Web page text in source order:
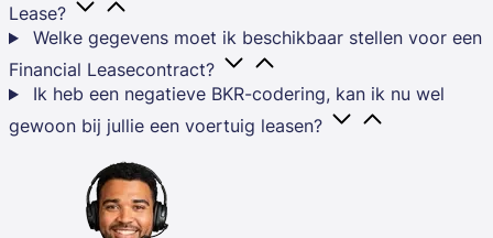
Lease?
Welke gegevens moet ik beschikbaar stellen voor een
Financial Leasecontract?
Ik heb een negatieve BKR-codering, kan ik nu wel
gewoon bij jullie een voertuig leasen?